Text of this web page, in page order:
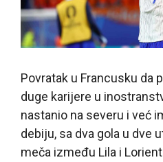
Povratak u Francusku da
duge karijere u
nastanio na severu i već
debiju, sa dva gola u dve
meča između Lila i